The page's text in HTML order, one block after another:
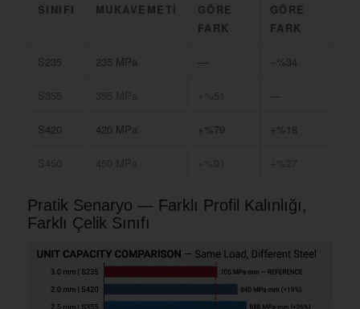
SINIFI
MUKAVEMETI
GÖRE
FARK
GÖRE
FARK
S235 235 MPa — −%34
S420 420 MPa +%79 +%18
Pratik Senaryo — Farklı Profil Kalınlığı,
Farklı Çelik Sınıfı